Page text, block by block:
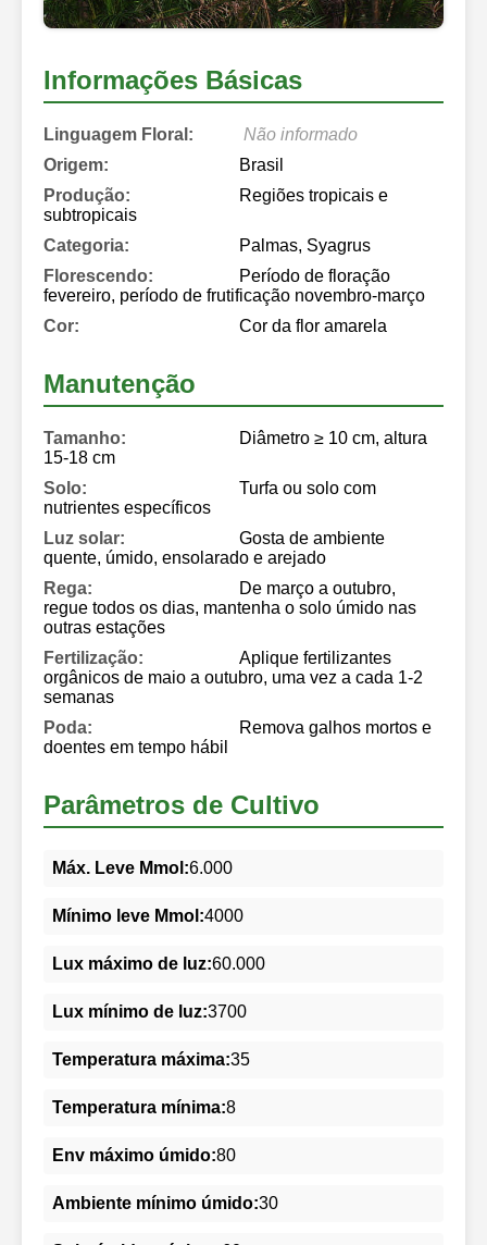
Informações Básicas
Linguagem Floral:
Não informado
Origem:
Brasil
Produção:
Regiões tropicais e
subtropicais
Categoria:
Palmas, Syagrus
Florescendo:
Período de floração
fevereiro, período de frutificação novembro-março
Cor:
Cor da flor amarela
Manutenção
Tamanho:
Diâmetro ≥ 10 cm, altura
15-18 cm
Solo:
Turfa ou solo com
nutrientes específicos
Luz solar:
Gosta de ambiente
quente, úmido, ensolarado e arejado
Rega:
De março a outubro,
regue todos os dias, mantenha o solo úmido nas
outras estações
Fertilização:
Aplique fertilizantes
orgânicos de maio a outubro, uma vez a cada 1-2
semanas
Poda:
Remova galhos mortos e
doentes em tempo hábil
Parâmetros de Cultivo
Máx. Leve Mmol:6.000
Mínimo leve Mmol:4000
Lux máximo de luz:60.000
Lux mínimo de luz:3700
Temperatura máxima:35
Temperatura mínima:8
Env máximo úmido:80
Ambiente mínimo úmido:30